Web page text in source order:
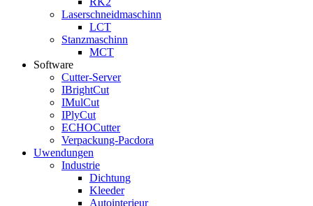
Laserschneidmaschinn
LCT
Stanzmaschinn
MCT
Software
Cutter-Server
IBrightCut
IMulCut
IPlyCut
ECHOCutter
Verpackung-Pacdora
Uwendungen
Industrie
Dichtung
Kleeder
Autointerieur